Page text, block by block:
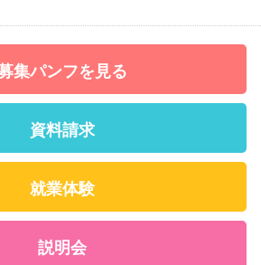
集パンフを見る
資料請求
就業体験
説明会